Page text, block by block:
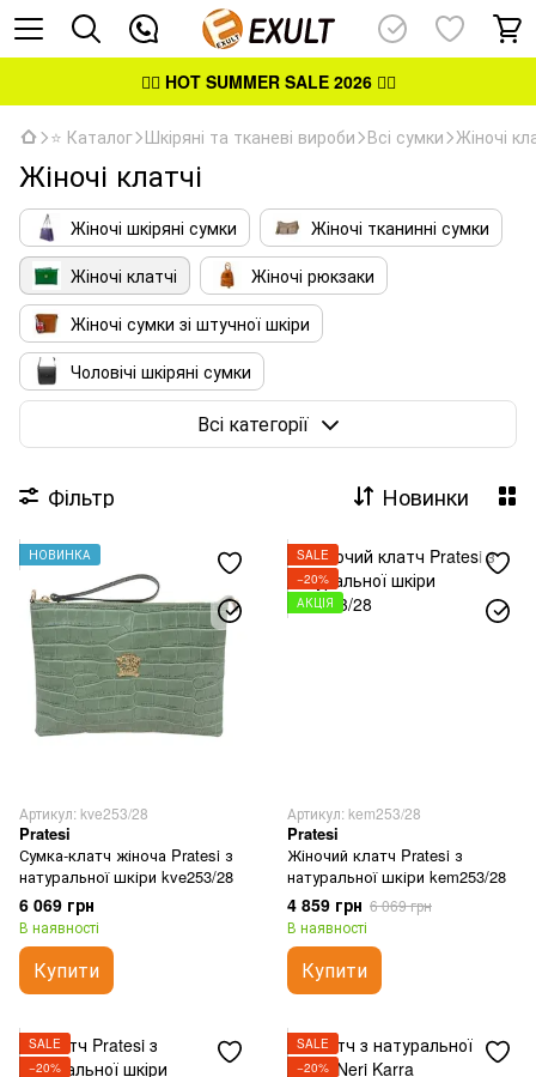
👉🏻 HOT SUMMER SALE 2026👈🏻
⭐ Каталог Шкіряні та тканеві вироби Всі сумки Жіночі
Жіночі клатчі
Жіночі шкіряні сумки
Жіночі тканинні сумки
Жіночі клатчі
Жіночі рюкзаки
Жіночі сумки зі штучної шкіри
Чоловічі шкіряні сумки
Чоловічі тканинні сумки
Тканинні сумки універсальні
Сумки з відділенням під ноутбук
Сумки для документів формату А4
Всі категорії
Фільтр Новинки
НОВИНКА
Артикул: kve253/28
Pratesi
Сумка-клатч жіноча Pratesi з
натуральної шкіри kve253/28
6 069 грн
В наявності
Купити
SALE
−20%
АКЦІЯ
Артикул: kem253/28
Pratesi
Жіночий клатч Pratesi з
натуральної шкіри kem253/28
4 859 грн 6 069 грн
В наявності
Купити
SALE
−20%
SALE
−20%